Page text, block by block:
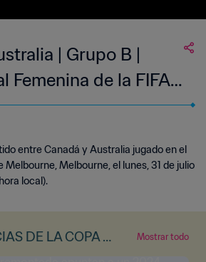
| Grupo B |
Femenina de la FIFA
Zelanda 2023™ |
entre Canadá y Australia jugado en el
Melbourne, Melbourne, el lunes, 31 de julio
local).
DE LA COPA M
DE LA FIFA™
Mostrar todo